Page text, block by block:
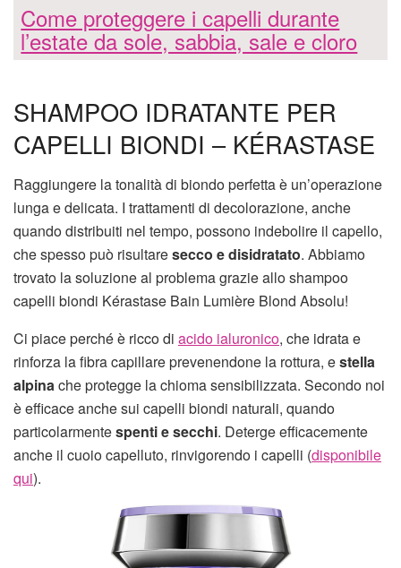
Come proteggere i capelli durante
l’estate da sole, sabbia, sale e cloro
SHAMPOO IDRATANTE PER
CAPELLI BIONDI – KÉRASTASE
Raggiungere la tonalità di biondo perfetta è un’operazione
lunga e delicata. I trattamenti di decolorazione, anche
quando distribuiti nel tempo, possono indebolire il capello,
che spesso può risultaresecco e disidratato. Abbiamo
trovato la soluzione al problema grazie allo shampoo
capelli biondi Kérastase Bain Lumière Blond Absolu!
Ci piace perché è ricco di acido ialuronico, che idrata e
rinforza la fibra capillare prevenendone la rottura, estella
alpinache protegge la chioma sensibilizzata. Secondo noi
è efficace anche sui capelli biondi naturali, quando
particolarmentespenti e secchi. Deterge efficacemente
anche il cuoio capelluto, rinvigorendo i capelli (disponibile
qui).